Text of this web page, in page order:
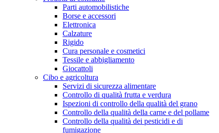
Parti automobilistiche
Borse e accessori
Elettronica
Calzature
Rigido
Cura personale e cosmetici
Tessile e abbigliamento
Giocattoli
Cibo e agricoltura
Servizi di sicurezza alimentare
Controllo di qualità frutta e verdura
Ispezioni di controllo della qualità del grano
Controllo della qualità della carne e del pollame
Controllo della qualità dei pesticidi e di
fumigazione